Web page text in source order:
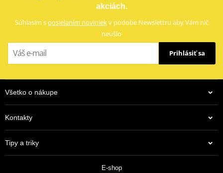
akciách.
Súhlasím s posielaním noviniekv podobe Newslettru aby Vám nič
neušlo
Prihlásiť sa
Všetko o nákupe
Kontakty
Tipy a triky
E-shop